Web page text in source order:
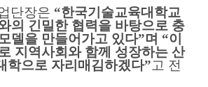
단장은 “한국기술교육대학교
의 긴밀한 협력을 바탕으로 충
델을 만들어가고 있다”며 “이
지역사회와 함께 성장하는 산
학으로 자리매김하겠다”고 전